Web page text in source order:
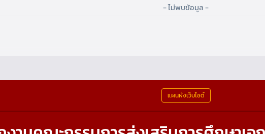
- ไม่พบข้อมูล -
แผนผังเว็บไซต์